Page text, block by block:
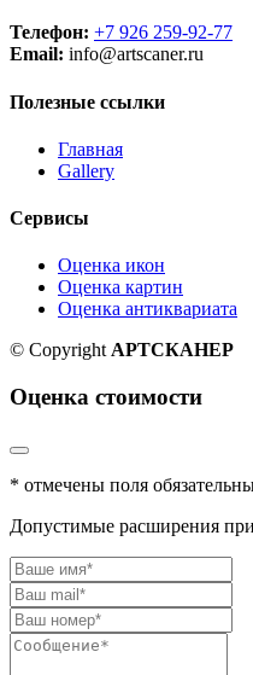
Телефон: +7 926 259-92-77
Email: info@artscaner.ru
Полезные ссылки
Главная
Gallery
Сервисы
Оценка икон
Оценка картин
Оценка антиквариата
© CopyrightАРТСКАНЕР
Оценка стоимости
* отмечены поля
Допустимые расширения при